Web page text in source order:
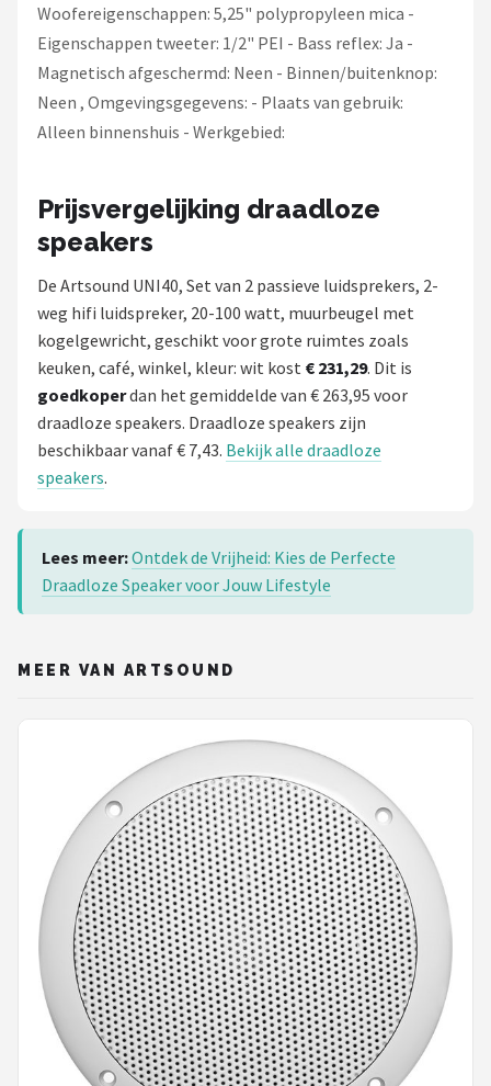
Woofereigenschappen: 5,25" polypropyleen mica -
Eigenschappen tweeter: 1/2" PEI - Bass reflex: Ja -
Magnetisch afgeschermd: Neen - Binnen/buitenknop:
Neen , Omgevingsgegevens: - Plaats van gebruik:
Alleen binnenshuis - Werkgebied:
Prijsvergelijking draadloze
speakers
De Artsound UNI40, Set van 2 passieve luidsprekers, 2-
weg hifi luidspreker, 20-100 watt, muurbeugel met
kogelgewricht, geschikt voor grote ruimtes zoals
keuken, café, winkel, kleur: wit kost € 231,29. Dit is
goedkoperdan het gemiddelde van € 263,95 voor
draadloze speakers. Draadloze speakers zijn
beschikbaar vanaf € 7,43. Bekijk alle draadloze
speakers.
Lees meer:Ontdek de Vrijheid: Kies de Perfecte
Draadloze Speaker voor Jouw Lifestyle
MEER VAN ARTSOUND